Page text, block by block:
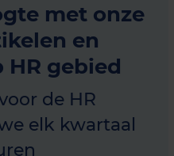
met onze
en
gebied
de HR
elk kwartaal